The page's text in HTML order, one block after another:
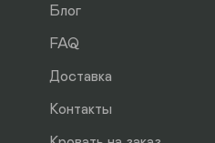
Блог
FAQ
Доставка
Контакты